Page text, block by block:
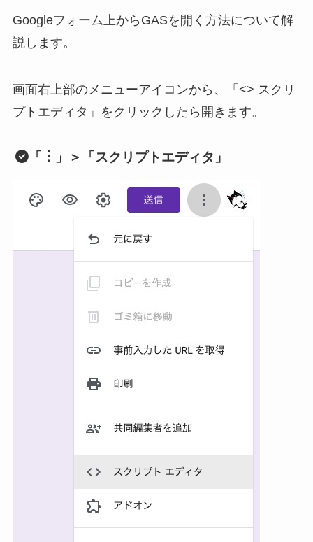
Googleフォーム上からGASを開く方法について解
説します。
画面右上部のメニューアイコンから、「<> スクリ
プトエディタ」をクリックしたら開きます。
「︙」＞「スクリプトエディタ」